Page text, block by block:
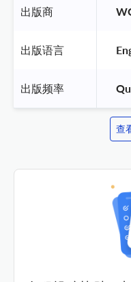
出版商
出版语言
出版频率
查